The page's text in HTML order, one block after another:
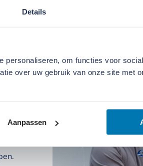
Details
personaliseren, om functies voor
over uw gebruik van onze site met
Aanpassen